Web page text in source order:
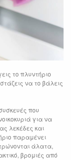
το πλυντήριο
να το βάλεις
που
για να
λεκέδες και
παραμένει
άλατα,
βρομιές από